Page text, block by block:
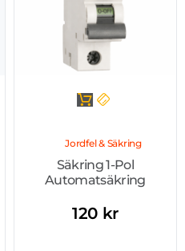
Jordfel & Säkring
Säkring 1-Pol
Automatsäkring
120 kr